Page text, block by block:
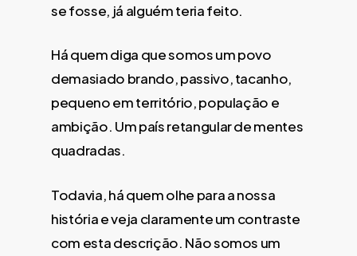
se fosse, já alguém teria feito.
Há quem diga que somos um povo
demasiado brando, passivo, tacanho,
pequeno em território, população e
ambição. Um país retangular de mentes
quadradas.
Todavia, há quem olhe para a nossa
história e veja claramente um contraste
com esta descrição. Não somos um